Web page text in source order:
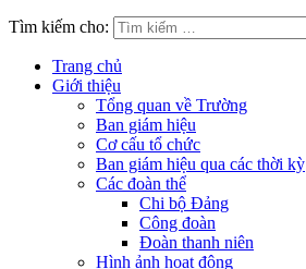
Tìm kiếm cho:
Trang chủ
Giới thiệu
Tổng quan về Trường
Ban giám hiệu
Cơ cấu tổ chức
Ban giám hiệu qua các thời kỳ
Các đoàn thể
Chi bộ Đảng
Công đoàn
Đoàn thanh niên
Hình ảnh hoạt động